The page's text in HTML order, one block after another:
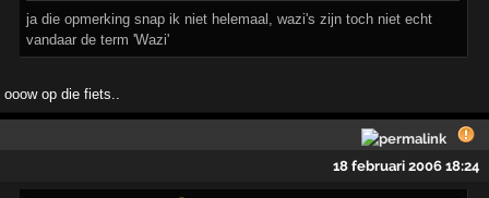
ja die opmerking snap ik niet helemaal, wazi's zijn toch niet echt
vandaar de term 'Wazi'
ooow op die fiets..
18 februari 2006 18:24